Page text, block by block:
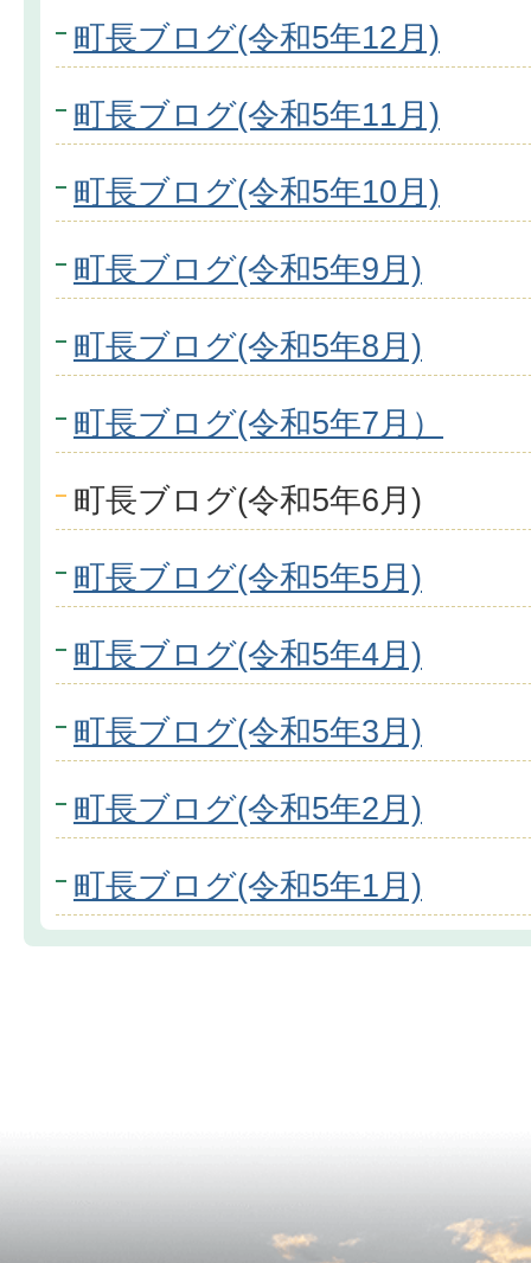
町長ブログ(令和5年12月)
町長ブログ(令和5年11月)
町長ブログ(令和5年10月)
町長ブログ(令和5年9月)
町長ブログ(令和5年8月)
町長ブログ(令和5年7月）
町長ブログ(令和5年6月)
町長ブログ(令和5年5月)
町長ブログ(令和5年4月)
町長ブログ(令和5年3月)
町長ブログ(令和5年2月)
町長ブログ(令和5年1月)